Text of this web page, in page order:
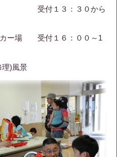
館 受付１３：３０から
カー場 受付１６：００～1
)風景